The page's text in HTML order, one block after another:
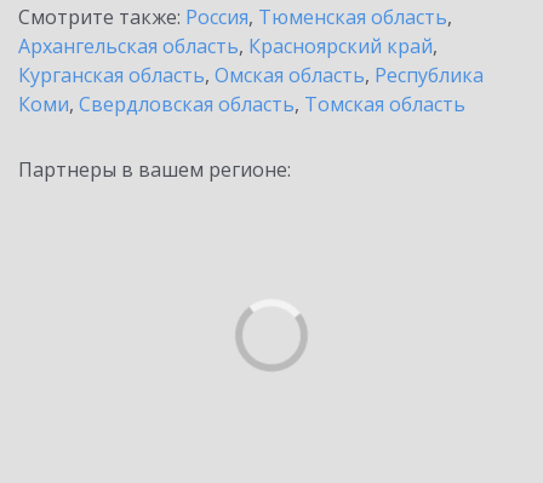
Смотрите также: Россия, Тюменская область,
Архангельская область, Красноярский край,
Курганская область, Омская область, Республика
Коми, Свердловская область, Томская область
Партнеры в вашем регионе: